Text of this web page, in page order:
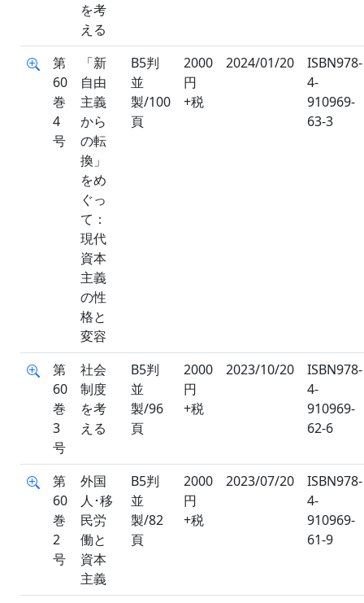
を考
える
第
60
巻
4
号
「新
自由
主義
から
の転
換」
をめ
ぐっ
て：
現代
資本
主義
の性
格と
変容
B5判
並
製/100
頁
2000
円
+税
2024/01/20
ISBN978-
4-
910969-
63-3
第
60
巻
3
号
社会
制度
を考
える
B5判
並
製/96
頁
2000
円
+税
2023/10/20
ISBN978-
4-
910969-
62-6
第
60
巻
2
号
外国
人･移
民労
働と
資本
主義
B5判
並
製/82
頁
2000
円
+税
2023/07/20
ISBN978-
4-
910969-
61-9